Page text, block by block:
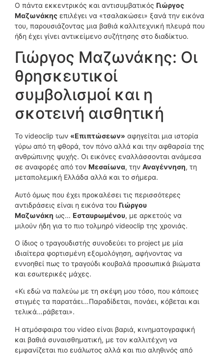
Ο πάντα εκκεντρικός και αντισυμβατικός Γιώργος
Μαζωνάκης επιλέγει να «τσαλακώσει» ξανά την εικόνα
του, παρουσιάζοντας μια βαθιά καλλιτεχνική πλευρά που
ήδη έχει γίνει αντικείμενο συζήτησης στο διαδίκτυο.
Γιώργος Μαζωνάκης: Οι
θρησκευτικοί
συμβολισμοί και η
σκοτεινή αισθητική
Το videoclip των «Επιπτώσεων» αφηγείται μια ιστορία
γύρω από τη φθορά, τον πόνο αλλά και την αφθαρσία της
ανθρώπινης ψυχής. Οι εικόνες εναλλάσσονται ανάμεσα
σε αναφορές από τον Μεσαίωνα, την Αναγέννηση, τη
μεταπολεμική Ελλάδα αλλά και το σήμερα.
Αυτό όμως που έχει προκαλέσει τις περισσότερες
αντιδράσεις είναι η εικόνα του Γιώργου
Μαζωνάκη ως… Εσταυρωμένου, με αρκετούς να
μιλούν ήδη για το πιο τολμηρό videoclip της χρονιάς.
Ο ίδιος ο τραγουδιστής συνοδεύει το project με μία
ιδιαίτερα φορτισμένη εξομολόγηση, αφήνοντας να
εννοηθεί πως το τραγούδι κουβαλά προσωπικά βιώματα
και εσωτερικές μάχες.
«Κι εδώ να παλεύω με τη σκέψη μου τόσο, που κάποιες
στιγμές τα παρατάει…Παραδίδεται, πονάει, κόβεται και
τελικά…ράβεται».
Η ατμόσφαιρα του video είναι βαριά, κινηματογραφική
και βαθιά συναισθηματική, με τον καλλιτέχνη να
εμφανίζεται πιο ευάλωτος αλλά και πιο αληθινός από